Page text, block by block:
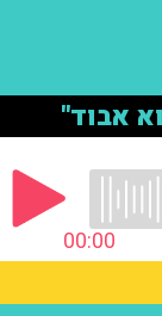
אבוד"
00:00